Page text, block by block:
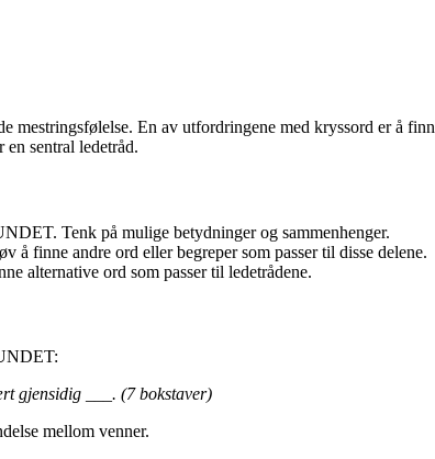
En av utfordringene med kryssord er å
sentral ledetråd.
Tenk på mulige betydninger og sammenhenger.
finne andre ord eller begreper som passer til disse delene.
alternative ord som passer til ledetrådene.
gjensidig ___. (7 bokstaver)
mellom venner.